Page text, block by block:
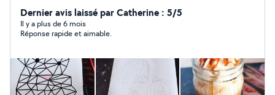
vous devez vous absenter le soir mais aussi je peux venir
m'occupe de vos animaux surtout les chats durant vos
absences Je peux vous aider dans les papiers
d'impôts ou vos CV.
Dernier avis laissé par Catherine : 5/5
Il y a plus de 6 mois
Réponse rapide et aimable.